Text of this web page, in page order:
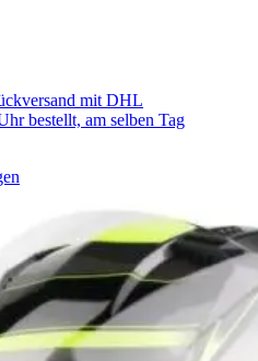
mit DHL
bestellt, am selben Tag